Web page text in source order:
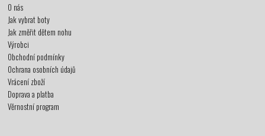
O nás
Jak vybrat boty
Jak změřit dětem nohu
Výrobci
Obchodní podmínky
Ochrana osobních údajů
Vrácení zboží
Doprava a platba
Věrnostní program